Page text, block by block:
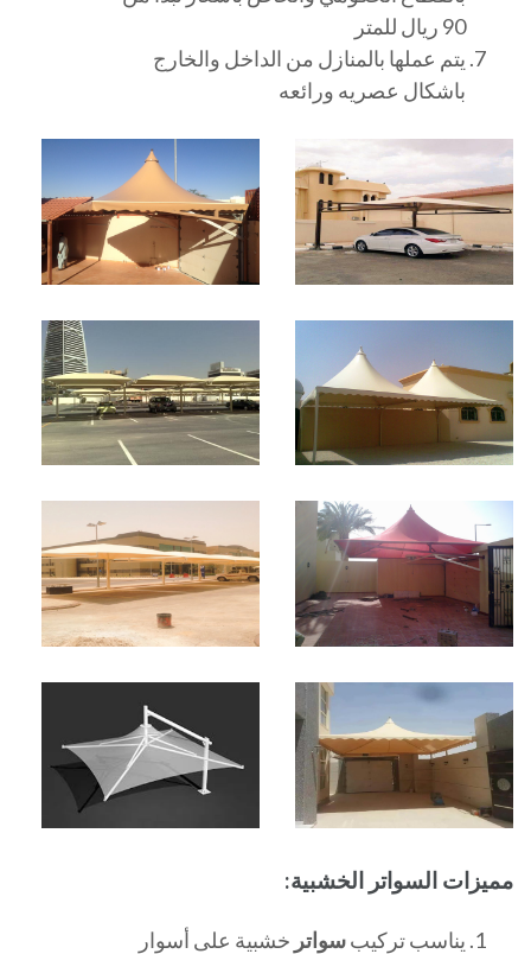
90 ريال للمتر
يتم عملها بالمنازل من الداخل والخارج
باشكال عصريه ورائعه
مميزات السواتر الخشبية:
يناسب تركيبسواتر خشبية على أسوار